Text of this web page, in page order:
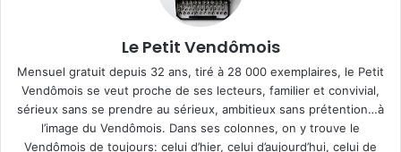
Le Petit Vendômois
Mensuel gratuit depuis 32 ans, tiré à 28 000 exemplaires, le Petit
Vendômois se veut proche de ses lecteurs, familier et convivial,
sérieux sans se prendre au sérieux, ambitieux sans prétention…à
l’image du Vendômois. Dans ses colonnes, on y trouve le
Vendômois de toujours: celui d’hier, celui d’aujourd’hui, celui de